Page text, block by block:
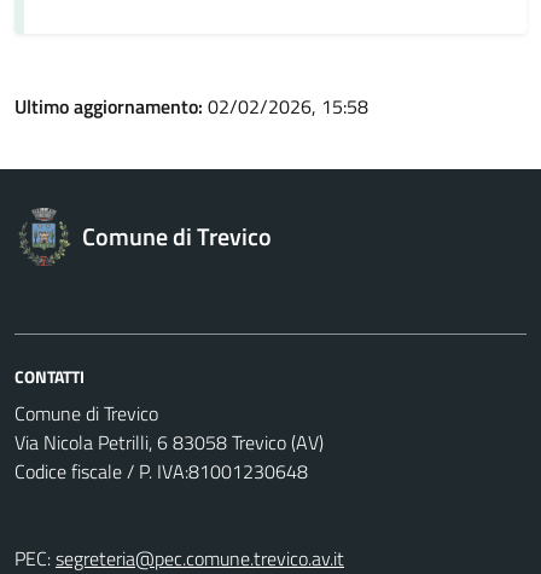
Ultimo aggiornamento: 02/02/2026, 15:58
Comune di Trevico
CONTATTI
Comune di Trevico
Via Nicola Petrilli, 6 83058 Trevico (AV)
Codice fiscale / P. IVA:81001230648
PEC:segreteria@pec.comune.trevico.av.it